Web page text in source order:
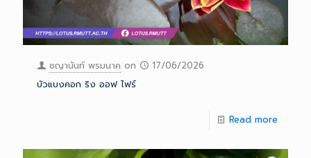
ชญานันท์ พรมนาค on
17/06/2026
บัวแบงคอก ริง ออฟ ไฟร์
Read more